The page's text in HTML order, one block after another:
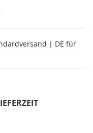
| DE für